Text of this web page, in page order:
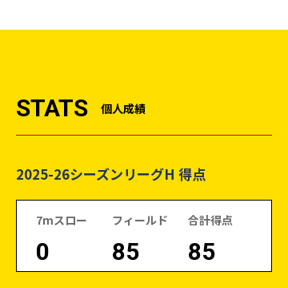
STATS 個人成績
2025-26シーズンリーグH 得点
7mスロー フィールド 合計得点
0 85 85